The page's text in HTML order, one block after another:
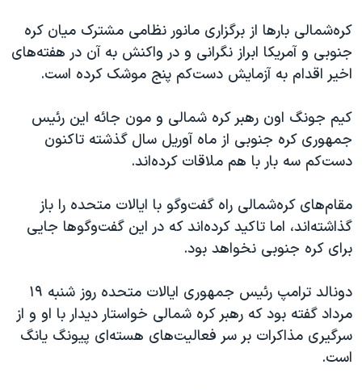
نرگس محمدی برنده جایزه نوبل صلح
همایش محافظه‌کاران آمریکا «سی‌پک»
سفر پرزیدنت ترامپ به چین
کره‌شمالی بارها از برگزاری مانور نظامی مشترک میان کره
جنوبی و آمریکا ابراز نگرانی و در واکنش به آن در هفته‌های
اخیر اقدام به آزمایش دست‌کم پنج موشک کرده است.
کیم جونگ اون رهبر کره شمالی و مون جائه این رئیس
جمهوری کره جنوبی از ماه آوریل سال گذشته تاکنون
دست‌کم سه بار با هم ملاقات کرده‌اند.
مقام‌های کره‌شمالی راه گفت‌وگو با ایالات متحده را باز
گذاشته‌اند، اما تاکید کرده‌اند که در این گفت‌وگوها جایی
برای کره جنوبی نخواهد بود.
دونالد ترامپ رئیس جمهوری ایالات متحده روز شنبه ۱۹
مرداد گفته بود که رهبر کره شمالی خواستار دیدار با او و از
سرگیری مذاکرات بر سر فعالیت‌های هسته‌ای پیونگ یانگ
است.